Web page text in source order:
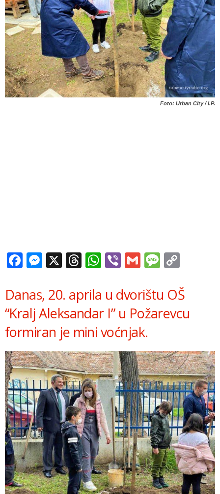
Foto: Urban City / I.P.
Facebook
Messenger
X Threads
WhatsApp
ViberGmail
Danas, 20. aprila u dvorištu OŠ
“Kralj Aleksandar I” u Požarevcu
formiran je mini voćnjak.